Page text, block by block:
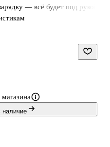
— всё будет под рукой и
Рюкзак выглядит сдержанно
с разной одеждой и
магазина
наличие